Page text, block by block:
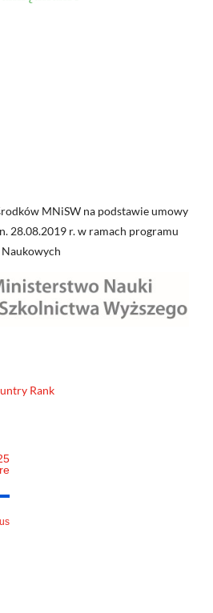
MNiSW na podstawie umowy
28.08.2019 r. w ramach programu